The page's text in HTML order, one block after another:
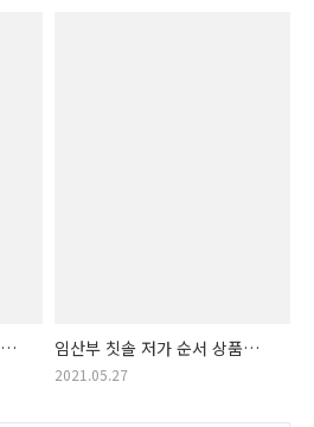
임산부 칫솔 저가 순서 상품
정보! 임산부칫솔 정보! (임부
2021.05.27